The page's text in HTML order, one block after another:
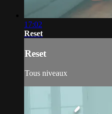
17:02
Reset
Reset
Tous niveaux